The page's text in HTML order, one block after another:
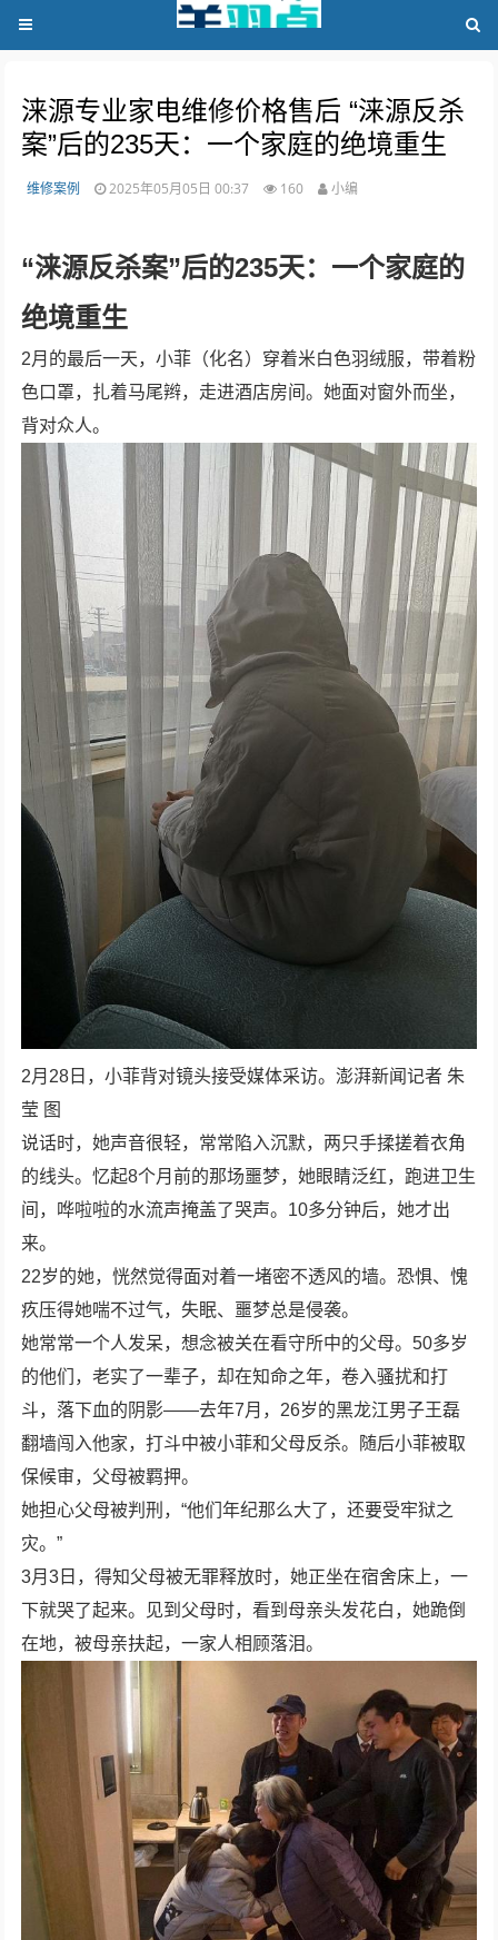
涞源专业家电维修价格售后 “涞源反杀
案”后的235天：一个家庭的绝境重生
维修案例 2025年05月05日 00:37 160 小编
“涞源反杀案”后的235天：一个家庭的
绝境重生
2月的最后一天，小菲（化名）穿着米白色羽绒服，带着粉
色口罩，扎着马尾辫，走进酒店房间。她面对窗外而坐，
背对众人。
2月28日，小菲背对镜头接受媒体采访。澎湃新闻记者 朱
莹 图
说话时，她声音很轻，常常陷入沉默，两只手揉搓着衣角
的线头。忆起8个月前的那场噩梦，她眼睛泛红，跑进卫生
间，哗啦啦的水流声掩盖了哭声。10多分钟后，她才出
来。
22岁的她，恍然觉得面对着一堵密不透风的墙。恐惧、愧
疚压得她喘不过气，失眠、噩梦总是侵袭。
她常常一个人发呆，想念被关在看守所中的父母。50多岁
的他们，老实了一辈子，却在知命之年，卷入骚扰和打
斗，落下血的阴影——去年7月，26岁的黑龙江男子王磊
翻墙闯入他家，打斗中被小菲和父母反杀。随后小菲被取
保候审，父母被羁押。
她担心父母被判刑，“他们年纪那么大了，还要受牢狱之
灾。”
3月3日，得知父母被无罪释放时，她正坐在宿舍床上，一
下就哭了起来。见到父母时，看到母亲头发花白，她跪倒
在地，被母亲扶起，一家人相顾落泪。